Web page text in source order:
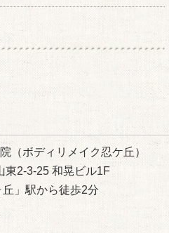
（ボディリメイク忍ケ丘）
東2-3-25 和晃ビル1F
」駅から徒歩2分